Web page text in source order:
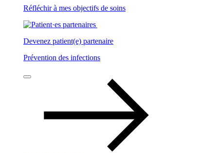
Réfléchir à mes objectifs de soins
Devenez patient(e) partenaire
Prévention des infections